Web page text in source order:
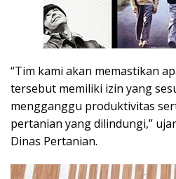
“Tim kami akan memastikan
tersebut memiliki izin yang
mengganggu produktivitas
pertanian yang dilindungi,”
Dinas Pertanian.